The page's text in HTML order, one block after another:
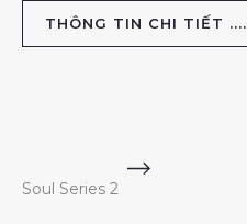
THÔNG TIN CHI TIẾT ....
Soul Series 2